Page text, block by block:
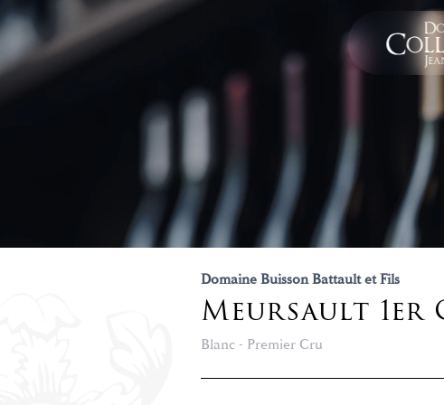
Domaine Buisson Battault et Fils
Meursault 1er
Blanc - Premier Cru